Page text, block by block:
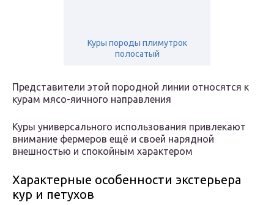
Куры породы плимутрок
полосатый
Представители этой породной линии относятся к
курам мясо-яичного направления
Куры универсального использования привлекают
внимание фермеров ещё и своей нарядной
внешностью и спокойным характером
Характерные особенности экстерьера
кур и петухов